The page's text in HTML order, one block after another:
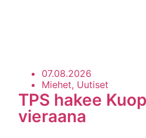
07.08.2026
Miehet, Uutiset
TPS hakee
vieraana